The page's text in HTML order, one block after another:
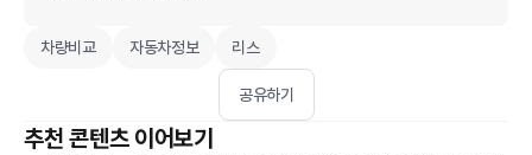
차량비교 자동차정보 리스
공유하기
추천 콘텐츠 이어보기